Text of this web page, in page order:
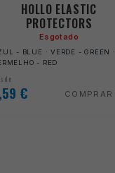
HOLLO ELASTIC
PROTECTORS
Esgotado
- BLUE · VERDE - GREEN ·
- RED
€ COMPRAR